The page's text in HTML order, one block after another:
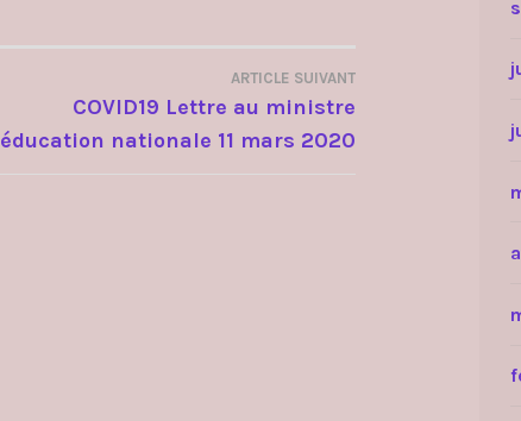
ARTICLE SUIVANT
COVID19 Lettre au ministre
éducation nationale 11 mars 2020